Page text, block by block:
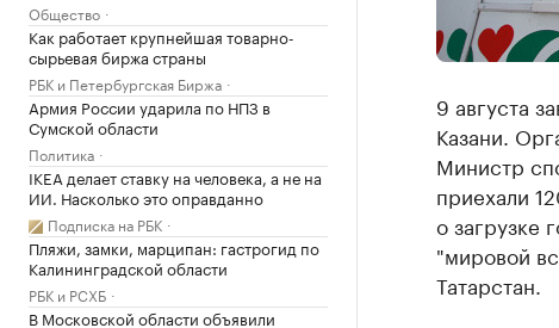
Общество
Как работает крупнейшая товарно-
сырьевая биржа страны
РБК и Петербургская Биржа
Армия России ударила по НПЗ в
Сумской области
Политика
IKEA делает ставку на человека, а не на
ИИ. Насколько это оправданно
Подписка на РБК
Пляжи, замки, марципан: гастрогид по
Калининградской области
РБК и РСХБ
В Московской области объявили
9 августа
Казани.
Министр
приехали
о загрузке
"мировой
Татарстан.